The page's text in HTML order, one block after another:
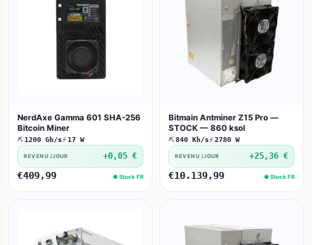
NerdAxe Gamma 601 SHA-256
Bitcoin Miner
⛏ 1200 Gh/s⚡ 17 W
REVENU /JOUR +0,05 €
€409,99 ● Stock FR
Bitmain Antminer Z15 Pro —
STOCK — 860 ksol
⛏840 Kh/s⚡2780 W
REVENU /JOUR +25,36 €
€10.139,99 ● Stock FR